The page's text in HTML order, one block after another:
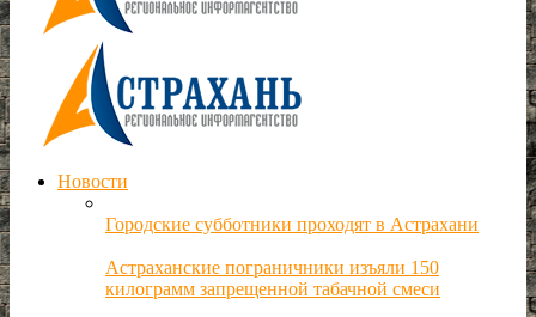
Новости
Городские субботники проходят в Астрахани
Астраханские пограничники изъяли 150
килограмм запрещенной табачной смеси